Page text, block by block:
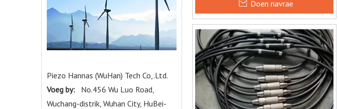
Piezo Hannas (WuHan) Tech Co,.Ltd.
Voeg by:
No.456 Wu Luo Road,
Wuchang-distrik, Wuhan City, HuBei-
Doen navrae